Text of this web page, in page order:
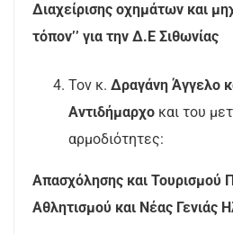
Διαχείρισης οχημάτων και
τόπον’’ για την Δ.Ε Σιθωνίας
Τον κ. Δραγάνη Άγγελο
Αντιδήμαρχο και του
αρμοδιότητες:
Απασχόλησης και Τουρισμού
Αθλητισμού και Νέας Γενιάς